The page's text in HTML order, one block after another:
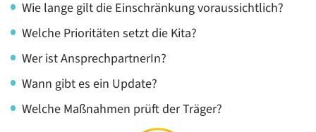
Wie lange gilt die Einschränkung voraussichtlich?
Welche Prioritäten setzt die Kita?
Wer ist AnsprechpartnerIn?
Wann gibt es ein Update?
Welche Maßnahmen prüft der Träger?